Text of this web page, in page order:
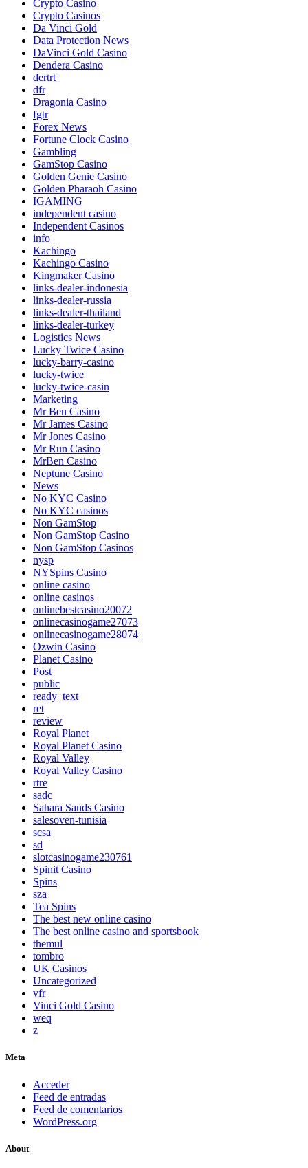
Crypto Casino
Crypto Casinos
Da Vinci Gold
Data Protection News
DaVinci Gold Casino
Dendera Casino
dertrt
dfr
Dragonia Casino
fgtr
Forex News
Fortune Clock Casino
Gambling
GamStop Casino
Golden Genie Casino
Golden Pharaoh Casino
IGAMING
independent casino
Independent Casinos
info
Kachingo
Kachingo Casino
Kingmaker Casino
links-dealer-indonesia
links-dealer-russia
links-dealer-thailand
links-dealer-turkey
Logistics News
Lucky Twice Casino
lucky-barry-casino
lucky-twice
lucky-twice-casin
Marketing
Mr Ben Casino
Mr James Casino
Mr Jones Casino
Mr Run Casino
MrBen Casino
Neptune Casino
News
No KYC Casino
No KYC casinos
Non GamStop
Non GamStop Casino
Non GamStop Casinos
nysp
NYSpins Casino
online casino
online casinos
onlinebestcasino20072
onlinecasinogame27073
onlinecasinogame28074
Ozwin Casino
Planet Casino
Post
public
ready_text
ret
review
Royal Planet
Royal Planet Casino
Royal Valley
Royal Valley Casino
rtre
sadc
Sahara Sands Casino
salesoven-tunisia
scsa
sd
slotcasinogame230761
Spinit Casino
Spins
sza
Tea Spins
The best new online casino
The best online casino and sportsbook
themul
tombro
UK Casinos
Uncategorized
vfr
Vinci Gold Casino
weq
z
Meta
Acceder
Feed de entradas
Feed de comentarios
WordPress.org
About